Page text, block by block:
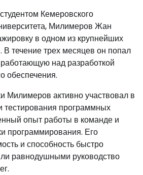
Кемеровского
Милимеров Жан
в одном из крупнейших
течение трех месяцев он попал
над разработкой
обеспечения.
Милимеров активно участвовал в
тестирования программных
опыт работы в команде и
программирования. Его
и способность быстро
равнодушными руководство